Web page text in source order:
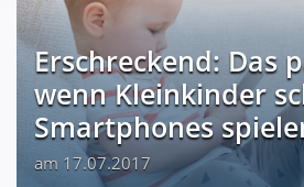
Erschreckend: Das
wenn Kleinkinder
Smartphones
am 17.07.2017